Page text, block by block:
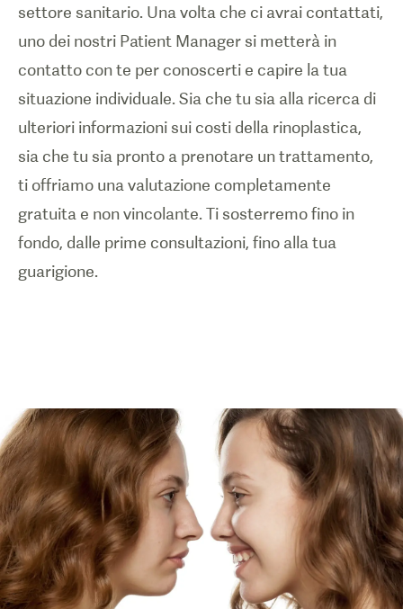
settore sanitario. Una volta che ci avrai contattati,
uno dei nostri Patient Manager si metterà in
contatto con te per conoscerti e capire la tua
situazione individuale. Sia che tu sia alla ricerca di
ulteriori informazioni sui costi della rinoplastica,
sia che tu sia pronto a prenotare un trattamento,
ti offriamo una valutazione completamente
gratuita e non vincolante. Ti sosterremo fino in
fondo, dalle prime consultazioni, fino alla tua